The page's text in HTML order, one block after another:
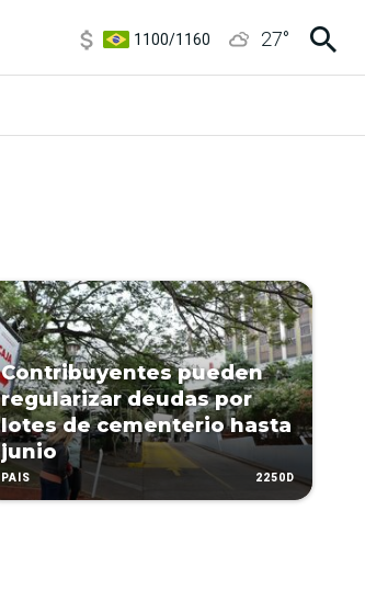
1100/1160
27°
Contribuyentes pueden
regularizar deudas por
lotes de cementerio hasta
junio
PAÍS 2250D